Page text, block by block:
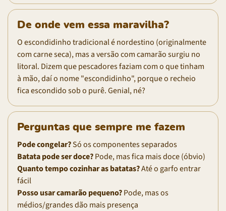
De onde vem essa maravilha?
O escondidinho tradicional é nordestino (originalmente
com carne seca), mas a versão com camarão surgiu no
litoral. Dizem que pescadores faziam com o que tinham
à mão, daí o nome "escondidinho", porque o recheio
fica escondido sob o purê. Genial, né?
Perguntas que sempre me fazem
Pode congelar?Só os componentes separados
Batata pode ser doce?Pode, mas fica mais doce (óbvio)
Quanto tempo cozinhar as batatas?Até o garfo entrar
fácil
Posso usar camarão pequeno?Pode, mas os
médios/grandes dão mais presença